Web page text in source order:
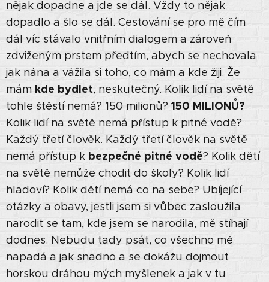
nějak dopadne a jde se dál. Vždy to nějak
dopadlo a šlo se dál. Cestování se pro mě čím
dál víc stávalo vnitřním dialogem a zároveň
zdviženým prstem předtím, abych se nechovala
jak nána a vážila si toho, co mám a kde žiji. Že
mám kde bydlet, neskutečný. Kolik lidí na světě
tohle štěstí nemá? 150 milionů? 150 MILIONŮ?
Kolik lidí na světě nemá přístup k pitné vodě?
Každý třetí člověk. Každý třetí člověk na světě
nemá přístup k bezpečné pitné vodě? Kolik dětí
na světě nemůže chodit do školy? Kolik lidí
hladoví? Kolik dětí nemá co na sebe? Ubíjející
otázky a obavy, jestli jsem si vůbec zasloužila
narodit se tam, kde jsem se narodila, mě stíhají
dodnes. Nebudu tady psát, co všechno mě
napadá a jak snadno a se dokážu dojmout
horskou dráhou mých myšlenek a jak v tu